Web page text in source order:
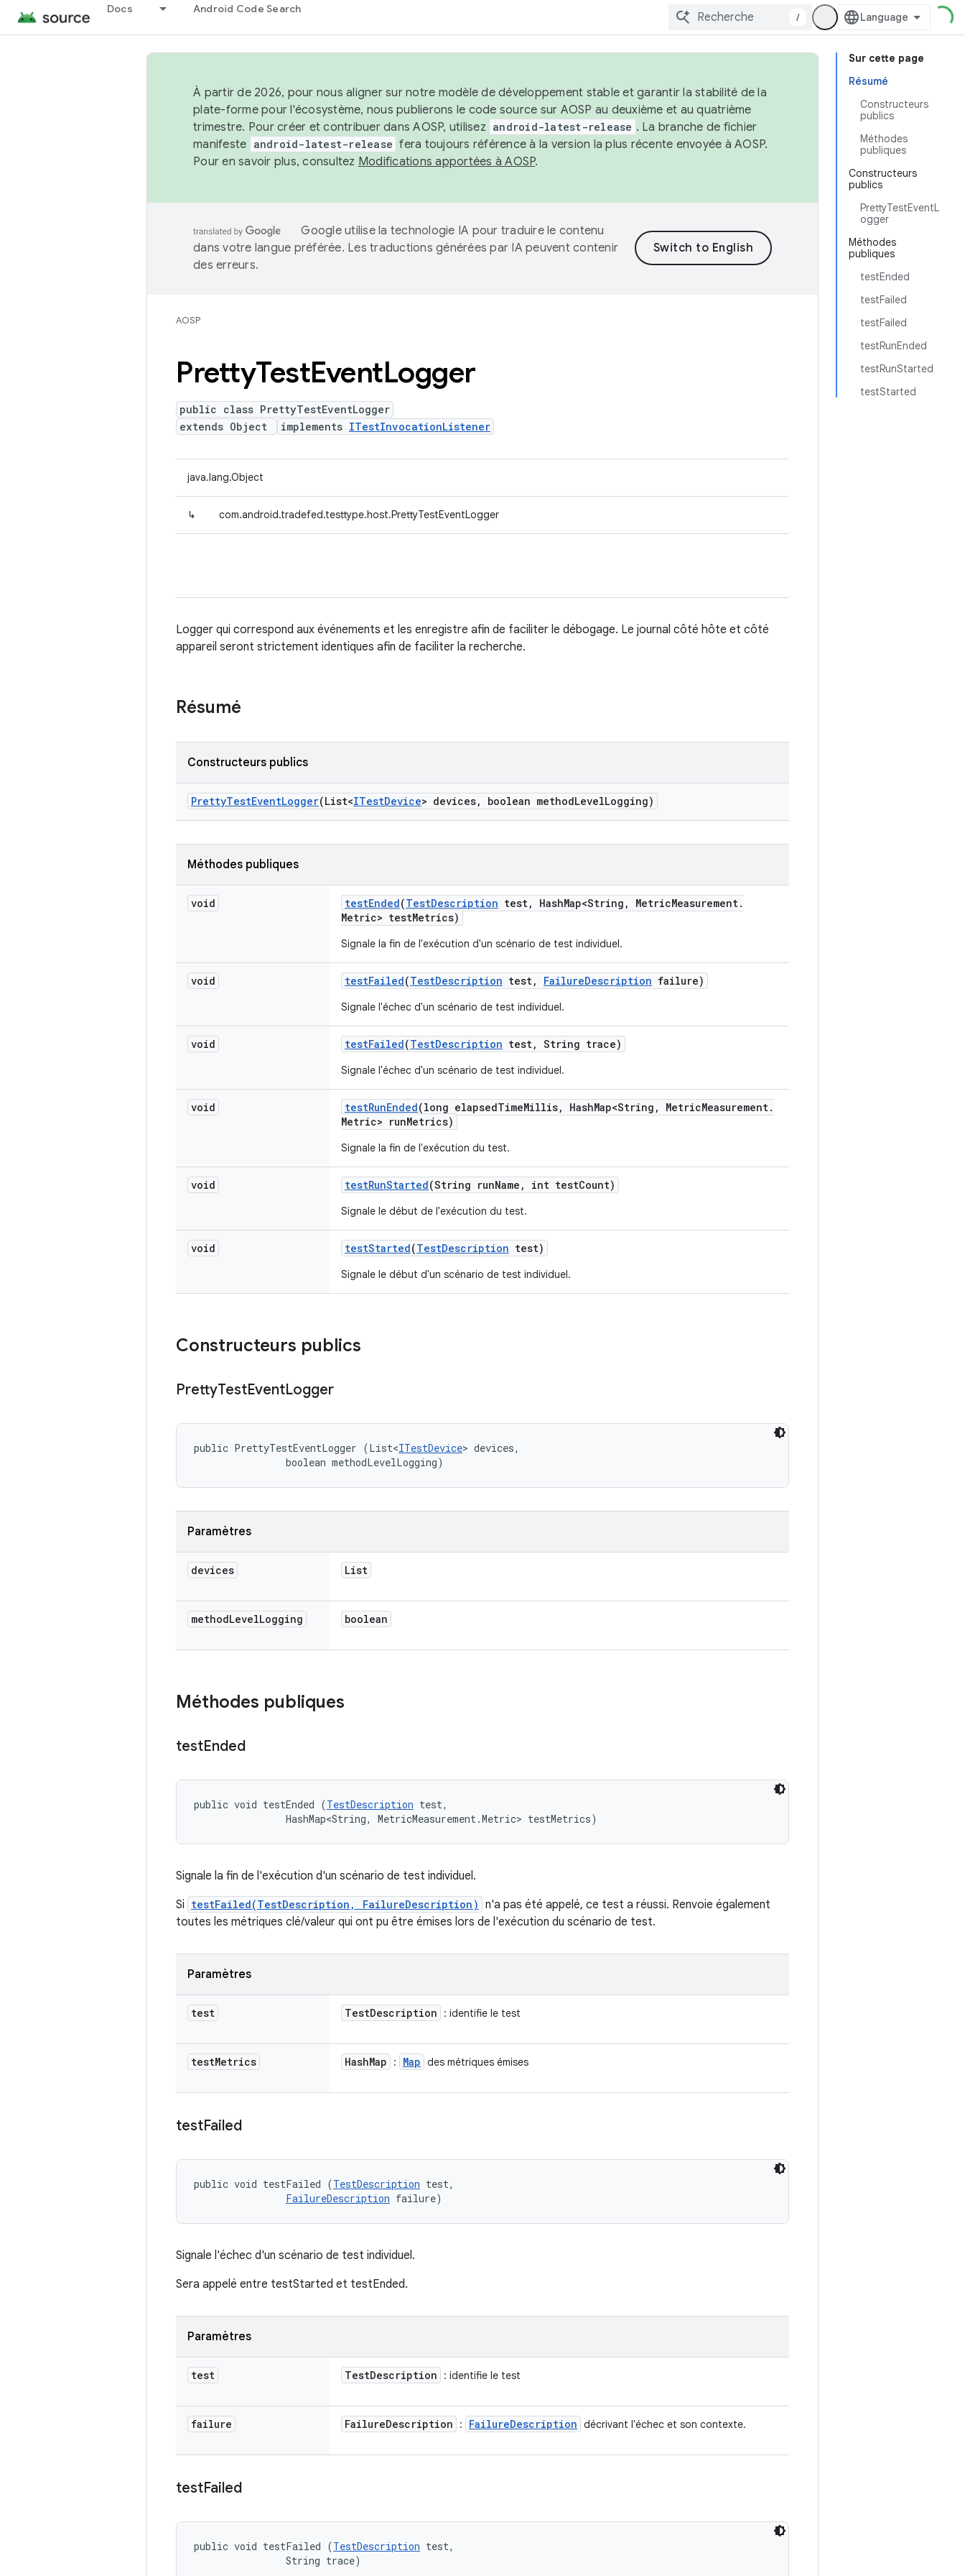
Docs Android Code Search
/
Sur cette page
Résumé
Constructeurs
publics
Méthodes
publiques
Constructeurs
publics
PrettyTestEventL
ogger
Méthodes
publiques
testEnded
testFailed
testFailed
testRunEnded
testRunStarted
testStarted
À partir de 2026, pour nous aligner sur notre modèle de développement stable et garantir la stabilité de la
plate-forme pour l'écosystème, nous publierons le code source sur AOSP au deuxième et au quatrième
trimestre. Pour créer et contribuer dans AOSP, utilisez android-latest-release . La branche de fichier
manifeste android-latest-release fera toujours référence à la version la plus récente envoyée à AOSP.
Pour en savoir plus, consultez Modifications apportées à AOSP.
Google utilise la technologie IA pour traduire le contenu
dans votre langue préférée. Les traductions générées par IA peuvent contenir
des erreurs.
AOSP
PrettyTestEventLogger
public class PrettyTestEventLogger
extends Object
implements ITestInvocationListener
java.lang.Object
↳ com.android.tradefed.testtype.host.PrettyTestEventLogger
Logger qui correspond aux événements et les enregistre afin de faciliter le débogage. Le journal côté hôte et côté
appareil seront strictement identiques afin de faciliter la recherche.
Résumé
Constructeurs publics
PrettyTestEventLogger(List<ITestDevice> devices, boolean methodLevelLogging)
Méthodes publiques
void testEnded(TestDescription test, HashMap<String , MetricMeasurement.
Metric> testMetrics)
Signale la fin de l'exécution d'un scénario de test individuel.
void testFailed(TestDescription test, FailureDescription failure)
Signale l'échec d'un scénario de test individuel.
void testFailed(TestDescription test, String trace)
Signale l'échec d'un scénario de test individuel.
void testRunEnded(long elapsedTimeMillis, HashMap<String , MetricMeasurement.
Metric> runMetrics)
Signale la fin de l'exécution du test.
void testRunStarted(String runName , int testCount)
Signale le début de l'exécution du test.
void testStarted(TestDescription test)
Signale le début d'un scénario de test individuel.
Constructeurs publics
PrettyTestEventLogger
public PrettyTestEventLogger (List<ITestDevice> devices,
                boolean methodLevelLogging)
Paramètres
devices List
methodLevelLogging boolean
Méthodes publiques
testEnded
public void testEnded (TestDescription test,
                HashMap<String, MetricMeasurement.Metric> testMetrics)
Signale la fin de l'exécution d'un scénario de test individuel.
Si testFailed(TestDescription, FailureDescription) n'a pas été appelé, ce test a réussi. Renvoie également
toutes les métriques clé/valeur qui ont pu être émises lors de l'exécution du scénario de test.
Paramètres
test TestDescription : identifie le test
testMetrics HashMap : Map des métriques émises
testFailed
public void testFailed (TestDescription test,
FailureDescription failure)
Signale l'échec d'un scénario de test individuel.
Sera appelé entre testStarted et testEnded.
Paramètres
test TestDescription : identifie le test
failure FailureDescription : FailureDescription décrivant l'échec et son contexte.
testFailed
public void testFailed (TestDescription test,
                String trace)